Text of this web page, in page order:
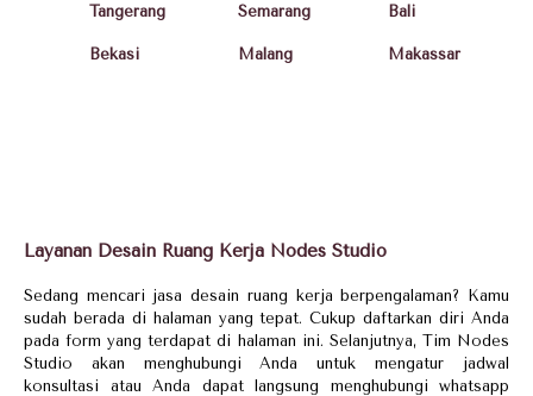
Tangerang
Bekasi
Semarang
Malang
Bali
Makassar
Layanan Desain Ruang Kerja Nodes Studio
Sedang mencari jasa desain ruang kerja berpengalaman? Kamu
sudah berada di halaman yang tepat. Cukup daftarkan diri Anda
pada form yang terdapat di halaman ini. Selanjutnya, Tim Nodes
Studio akan menghubungi Anda untuk mengatur jadwal
konsultasi atau Anda dapat langsung menghubungi whatsapp